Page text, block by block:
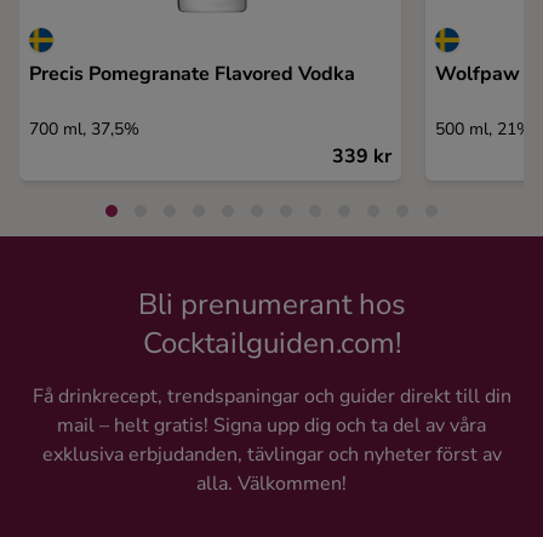
Precis Pomegranate Flavored Vodka
700 ml, 37,5%
339 kr
Wolfpaw
500 ml, 21%
Bli prenumerant hos
Cocktailguiden.com!
Få drinkrecept, trendspaningar och guider direkt till din
mail – helt gratis! Signa upp dig och ta del av våra
exklusiva erbjudanden, tävlingar och nyheter först av
alla. Välkommen!